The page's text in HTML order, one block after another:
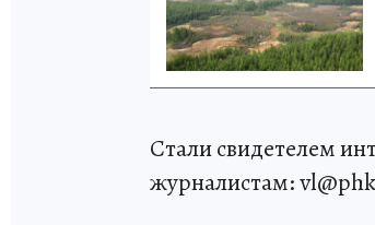
Стали свидетелем
журналистам: